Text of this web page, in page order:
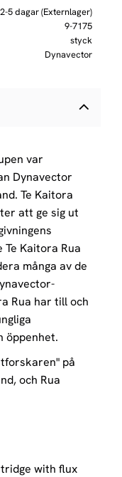
5 dagar (Externlager)
9-7175
styck
Dynavector
var
Dynavector
Te Kaitora
att ge sig ut
Kaitora Rua
många av de
Rua har till och
öppenhet.
på
och Rua
with flux